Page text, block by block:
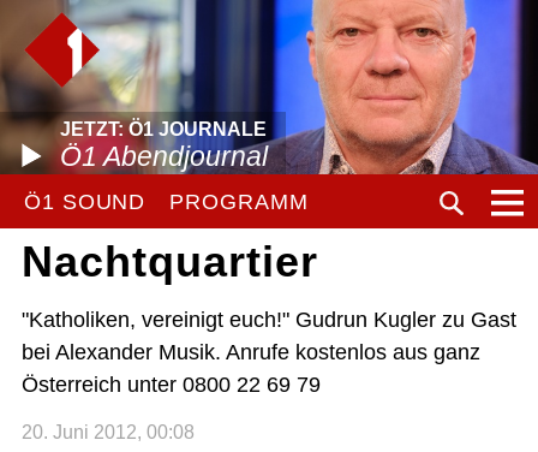
JETZT: Ö1 JOURNALE
Ö1 Abendjournal
Ö1 SOUND PROGRAMM
Nachtquartier
"Katholiken, vereinigt euch!" Gudrun Kugler zu Gast
bei Alexander Musik. Anrufe kostenlos aus ganz
Österreich unter 0800 22 69 79
20. Juni 2012, 00:08